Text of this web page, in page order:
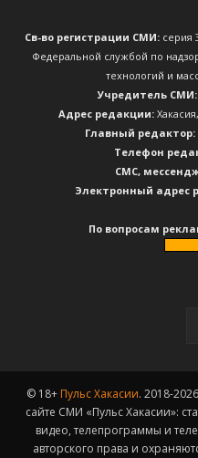
Св-во регистрации СМИ:серия
Федеральной службой по
технологий и
Учредитель СМИ:
Адрес редакции:
Главный редактор:
Телефон
CМС,
Электронный адрес
По вопросам
© 18+ Пульс Хакасии. 2018-
сайте СМИ «Пульс Хакасии»:
видео, телепрограммы и
авторского права и